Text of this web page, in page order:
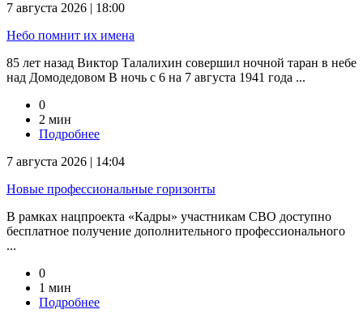
7 августа 2026 | 18:00
Небо помнит их имена
85 лет назад Виктор Талалихин совершил ночной таран в небе
над Домодедовом В ночь с 6 на 7 августа 1941 года ...
0
2 мин
Подробнее
7 августа 2026 | 14:04
Новые профессиональные горизонты
В рамках нацпроекта «Кадры» участникам СВО доступно
бесплатное получение дополнительного профессионального
...
0
1 мин
Подробнее